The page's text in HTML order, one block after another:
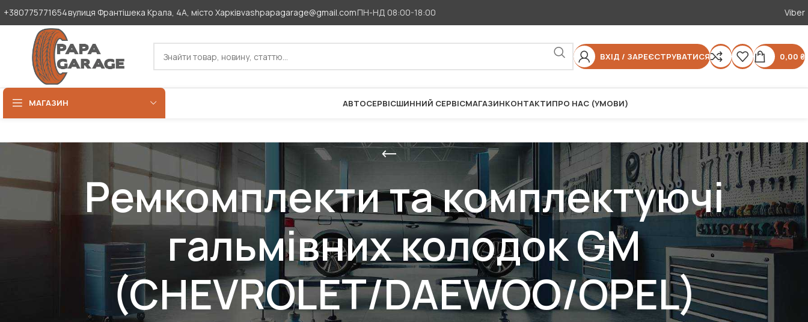
+380775771654вулиця Франтішека Крала, 4А, місто Харківvashpapagarage@gmail.comПН-НД 08:00-18:00 Viber
ВХІД / ЗАРЕЄСТРУВАТИСЯ 0,00 ₴
МАГАЗИН АВТОСЕРВІСШИННИЙ СЕРВІСМАГАЗИНКОНТАКТИПРО НАС (УМОВИ)
Ремкомплекти та комплектуючі
гальмівних колодок GM
(CHEVROLET/DAEWOO/OPEL)